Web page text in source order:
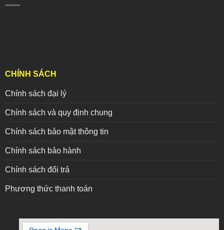
CHÍNH SÁCH
Chính sách đại lý
Chính sách và quy định chung
Chính sách bảo mật thông tin
Chính sách bảo hành
Chính sách đổi trả
Phương thức thanh toán